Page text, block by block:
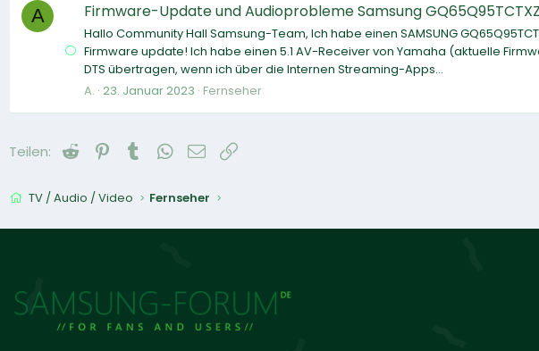
A Firmware-Update und Audioprobleme Samsung
Hallo Community Hall Samsung-Team, Ich habe einen SAMSUNG
Firmware update! Ich habe einen 5.1 AV-Receiver von Yamaha (aktuelle
DTS übertragen, wenn ich über die Internen Streaming-Apps...
A. 23. Januar 2023 Fernseher
Teilen: Reddit PinterestTumblrWhatsApp
E-Mail
TV / Audio / Video Fernseher